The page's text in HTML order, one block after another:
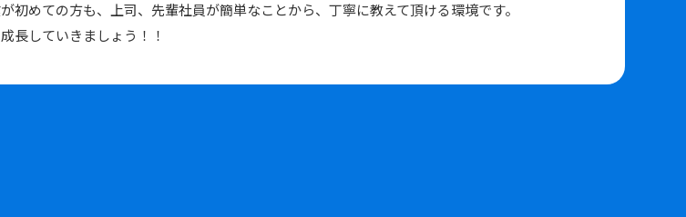
初めての方も、上司、先輩社員が簡単なことから、丁寧に教えて頂ける環境です。
長していきましょう！！